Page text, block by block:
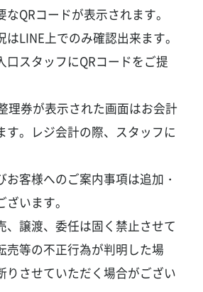
QRコードが表示されます。
はLINE上でのみ確認出来ます。
口スタッフにQRコードをご提
理券が表示された画面はお会計
す。レジ会計の際、スタッフに
お客様へのご案内事項は追加・
います。
、譲渡、委任は固く禁止させて
売等の不正行為が判明した場
りさせていただく場合がござい